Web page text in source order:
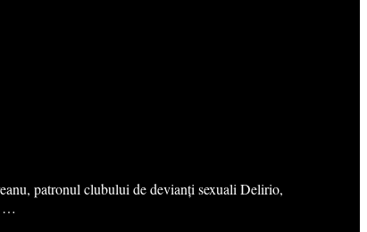
patronul clubului de devianți sexuali Delirio,
…